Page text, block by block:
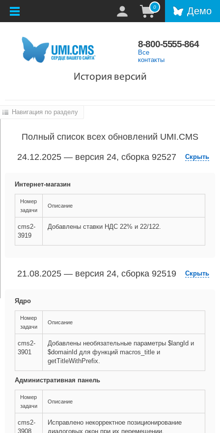
0 Демо
8-800-5555-864
Все
контакты
История версий
Навигация по разделу
Полный список всех обновлений UMI.CMS
24.12.2025 — версия 24, сборка 92527 Скрыть
Интернет-магазин
Номер
задачи
Описание
cms2-
3919
Добавлены ставки НДС 22% и 22/122.
21.08.2025 — версия 24, сборка 92519 Скрыть
Ядро
Номер
задачи
Описание
cms2-
3901
Добавлены необязательные параметры $langId и
$domainId для функций macros_title и
getTitleWithPrefix.
Административная панель
Номер
задачи
Описание
cms2-
3908
Исправлено некорректное позиционирование
диалоговых окон при их перемещении.